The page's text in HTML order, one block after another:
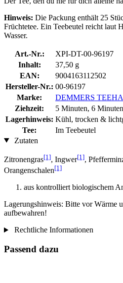
Hinweis: Die Packung enthält 25
Früchtetee. Ein Teebeutel reicht laut
Wasser.
Art.-Nr.:
XPI-DT-00-96197
Inhalt:
37,50 g
EAN:
9004163112502
Hersteller-Nr.: 00-96197
Marke:
DEMMERS
Ziehzeit:
5 Minuten, 6
Lagerhinweis: Kühl, trocken &
Tee:
Im Teebeutel
Zutaten
Zitronengras[1], Ingwer[1],
Orangenschalen[1]
aus kontrolliert biologischem
Lagerungshinweis: Bitte vor Wärme
aufbewahren!
Rechtliche Informationen
Passend dazu